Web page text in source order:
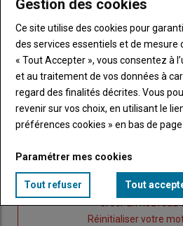
Sous-
Vous êtes
TITRE IDENTIFIEZ-
Body
Connectez-vous à votre
de votre
Lien
Créer un nouveau
Réinitialiser votre
Gestion des cookies
Ce site utilise des cookies pour
des services essentiels et de mesure
« Tout Accepter », vous consentez à
et au traitement de vos données à
regard des finalités décrites. Vous
revenir sur vos choix, en utilisant le
préférences cookies » en bas de page
Paramétrer mes cookies
Tout refuser Tout